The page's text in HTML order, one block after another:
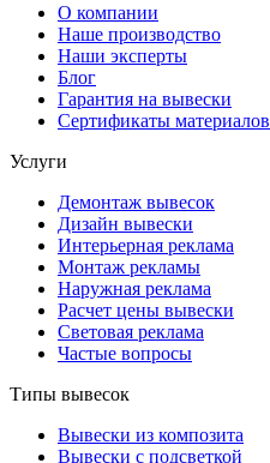
О компании
Наше производство
Наши эксперты
Блог
Гарантия на вывески
Сертификаты материалов
Услуги
Демонтаж вывесок
Дизайн вывески
Интерьерная реклама
Монтаж рекламы
Наружная реклама
Расчет цены вывески
Световая реклама
Частые вопросы
Типы вывесок
Вывески из композита
Вывески с подсветкой